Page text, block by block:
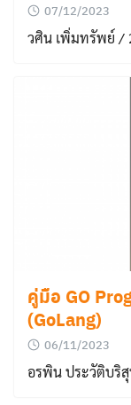
07/12/2023
วศิน เพิ่มทรัพย์ /
คู่มือ GO
(GoLang)
06/11/2023
อรพิน ประวัติบริ